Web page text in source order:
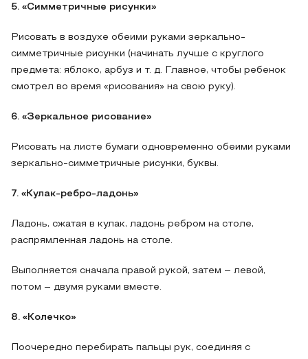
5. «Симметричные рисунки»
Рисовать в воздухе обеими руками зеркально-
симметричные рисунки (начинать лучше с круглого
предмета: яблоко, арбуз и т. д. Главное, чтобы ребенок
смотрел во время «рисования» на свою руку).
6. «Зеркальное рисование»
Рисовать на листе бумаги одновременно обеими руками
зеркально-симметричные рисунки, буквы.
7. «Кулак-ребро-ладонь»
Ладонь, сжатая в кулак, ладонь ребром на столе,
распрямленная ладонь на столе.
Выполняется сначала правой рукой, затем – левой,
потом – двумя руками вместе.
8. «Колечко»
Поочередно перебирать пальцы рук, соединяя с